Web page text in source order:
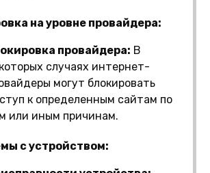
на уровне провайдера:
провайдера: В
случаях интернет-
могут блокировать
к определенным сайтам по
или иным причинам.
с устройством: